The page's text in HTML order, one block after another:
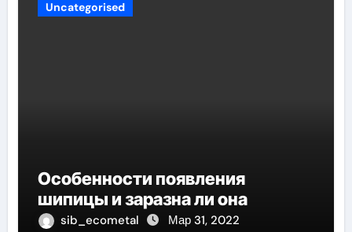
Uncategorised
Особенности появления
шипицы и заразна ли она
sib_ecometal Мар 31, 2022